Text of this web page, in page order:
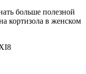
больше полезной
кортизола в женском